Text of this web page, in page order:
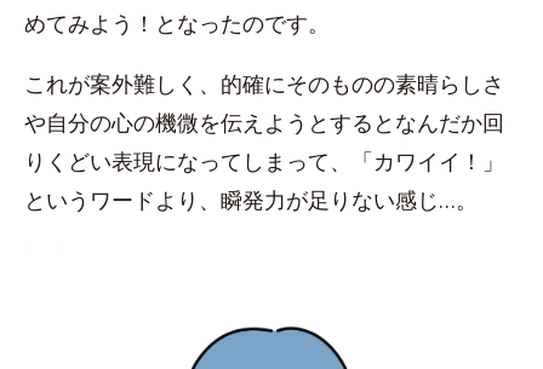
めてみよう！となったのです。
これが案外難しく、的確にそのものの素晴らしさ
や自分の心の機微を伝えようとするとなんだか回
りくどい表現になってしまって、「カワイイ！」
というワードより、瞬発力が足りない感じ…。